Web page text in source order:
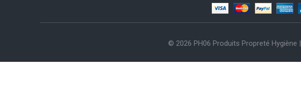
© 2026 PH06 Produits Propreté Hygiène |